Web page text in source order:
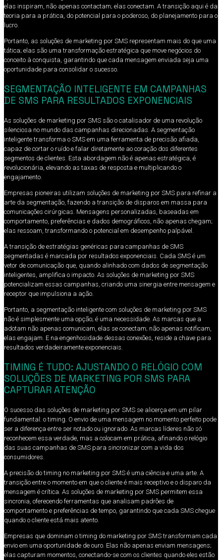
elas inspiram, não apenas contactam; elas conectam. A transição aqui é da
teoria para a prática, do potencial para o poderoso, do planejamento para o
lucro.
Portanto, as soluções de marketing por SMS representam mais do que uma
tática; elas são uma transformação estratégica que move negócios do
conceito à conquista, garantindo que cada mensagem enviada seja uma
oportunidade para consolidar o sucesso.
SEGMENTAÇÃO INTELIGENTE EM CAMPANHAS
DE SMS PARA RESULTADOS EXPONENCIAIS
As soluções de marketing por SMS são o catalisador de uma revolução
silenciosa no mundo das campanhas direcionadas. A segmentação
inteligente transforma o SMS em uma ferramenta de precisão afiada,
capaz de cortar o ruído e falar diretamente ao coração dos diferentes
segmentos de clientes. Esta abordagem não é apenas estratégica, é
revolucionária, elevando as taxas de resposta e multiplicando o
engajamento.
Empresas pioneiras utilizam soluções de marketing por SMS para refinar a
arte da segmentação, fazendo a transição de disparos em massa para
comunicações cirúrgicas. Mensagens personalizadas, baseadas em
comportamento, preferências e dados demográficos, não apenas chegam;
elas ressoam, transformando o potencial em desempenho palpável.
A transição de estratégias genéricas para campanhas de SMS
segmentadas é marcada por resultados exponenciais. Cada SMS é um
vetor de comunicação que, quando alinhado com dados de segmentação
inteligentes, amplifica o impacto. As soluções de marketing por SMS
potencializam essas campanhas, criando uma sinergia entre mensagem e
receptor que impulsiona a ação.
Portanto, a segmentação inteligente com soluções de marketing por SMS
não é simplesmente uma opção; é uma necessidade. As marcas que a
adotam não apenas comunicam, elas se conectam; não apenas notificam,
elas engajam. E na engenhosidade dessas conexões, reside a chave para
resultados verdadeiramente exponenciais.
TIMING É TUDO: AJUSTANDO O RELÓGIO COM
SOLUÇÕES DE MARKETING POR SMS PARA
CAPTURAR ATENÇÃO
O sucesso das soluções de marketing por SMS se alicerça em um pilar
fundamental: o timing. O envio de uma mensagem no momento perfeito pode
ser a diferença entre ser notado ou ignorado. As marcas líderes não só
reconhecem essa verdade, mas a colocam em prática, afinando o relógio
das suas campanhas de SMS para sincronizar com a vida dos
consumidores.
A precisão do timing no marketing por SMS é uma ciência e uma arte. A
transição entre o momento em que o cliente é mais receptivo e o disparo da
mensagem é crítica. As soluções de marketing por SMS permitem essa
sincronia, oferecendo ferramentas que analisam padrões de
comportamento e preferências de tempo, garantindo que cada SMS chegue
quando o cliente está mais atento.
Empresas que dominam o timing do marketing por SMS transformam cada
envio em uma oportunidade de ouro. Elas não apenas enviam mensagens;
elas capturam momentos, conectando-se com os clientes quando eles estão